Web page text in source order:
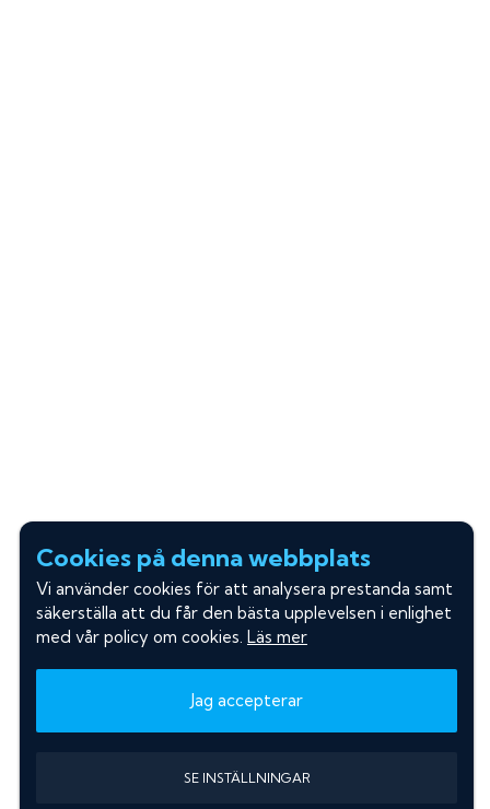
Cookies på denna webbplats
Vi använder cookies för att analysera prestanda samt
säkerställa att du får den bästa upplevelsen i enlighet
med vår policy om cookies. Läs mer
Jag accepterar
SE INSTÄLLNINGAR